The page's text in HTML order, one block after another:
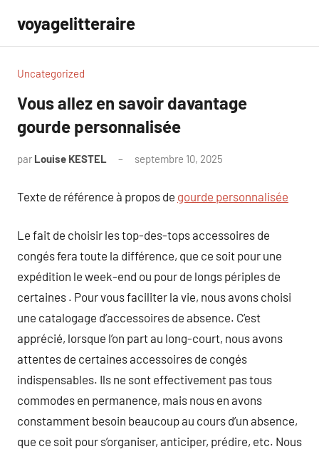
contenu
voyagelitteraire
Uncategorized
Vous allez en savoir davantage
gourde personnalisée
par Louise KESTEL septembre 10, 2025
Texte de référence à propos de gourde personnalisée
Le fait de choisir les top-des-tops accessoires de
congés fera toute la différence, que ce soit pour une
expédition le week-end ou pour de longs périples de
certaines . Pour vous faciliter la vie, nous avons choisi
une catalogage d’accessoires de absence. C’est
apprécié, lorsque l’on part au long-court, nous avons
attentes de certaines accessoires de congés
indispensables. Ils ne sont effectivement pas tous
commodes en permanence, mais nous en avons
constamment besoin beaucoup au cours d’un absence,
que ce soit pour s’organiser, anticiper, prédire, etc. Nous